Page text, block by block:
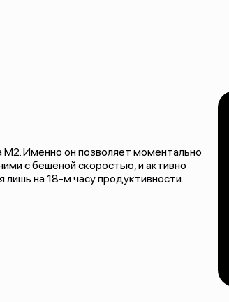
Именно он позволяет моментально
с бешеной скоростью, и активно
лишь на 18-м часу продуктивности.